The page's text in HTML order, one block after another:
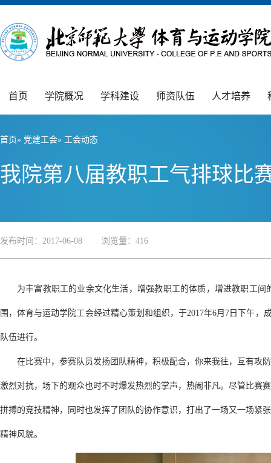
首页 学院概况 学科建设 师资队伍 人才培养
首页» 党建工会» 工会动态
我院第八届教职工气排球比
发布时间：2017-06-08 浏览量： 416
为丰富教职工的业余文化生活，增强教职工的体质，增进教职工
围，体育与运动学院工会经过精心策划和组织，于2017年6月7日下午
队伍进行。
在比赛中，参赛队员发扬团队精神，积极配合，你来我往，互有
激烈对抗，场下的观众也时不时爆发热烈的掌声，热闹非凡。尽管比赛
拼搏的竞技精神，同时也发挥了团队的协作意识，打出了一场又一场紧
精神风貌。